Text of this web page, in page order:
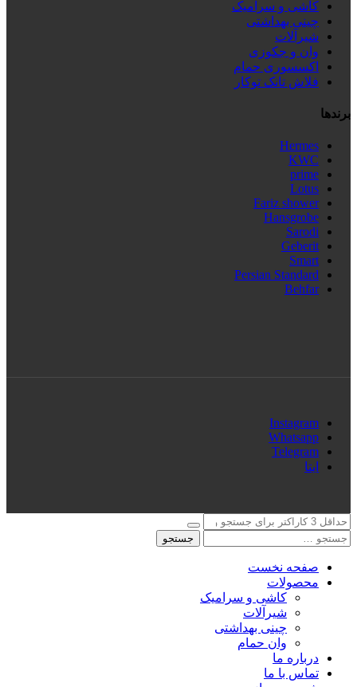
کاشی و سرامیک
چینی بهداشتی
شیرآلات
وان و جکوزی
اکسسوری حمام
فلاش تانک توکار
برندها
Hermes
KWC
prime
Lotus
Fariz shower
Hansgrobe
Sarodi
Geberit
Smart
Persian Standard
Behfar
Instagram
Whatsapp
Telegram
ایتا
جستجو
صفحه نخست
محصولات
کاشی و سرامیک
شیرآلات
چینی بهداشتی
وان حمام
درباره ما
تماس با ما